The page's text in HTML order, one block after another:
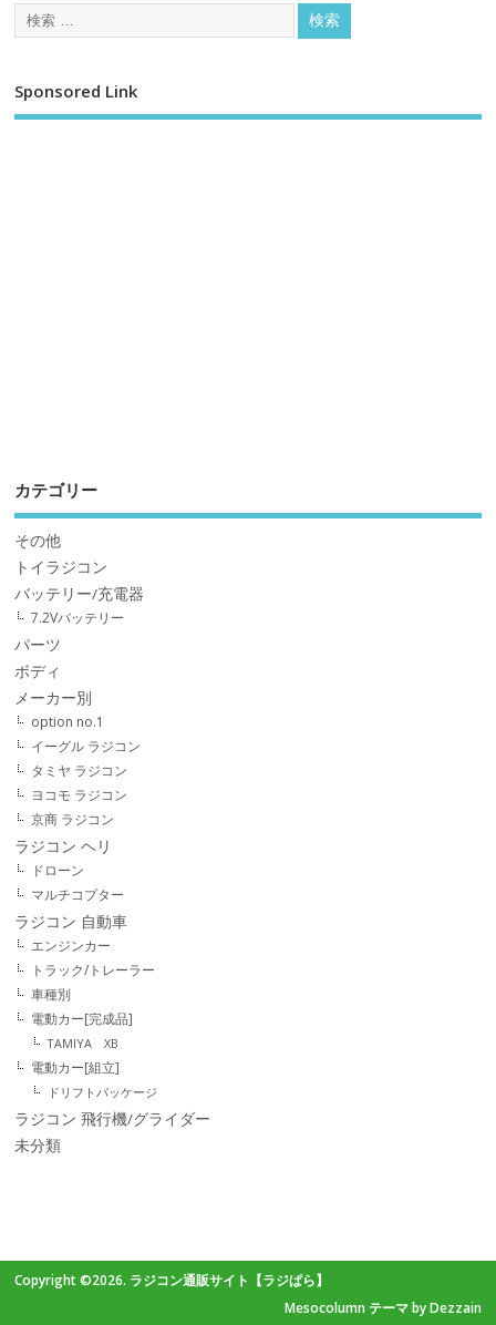
Sponsored Link
カテゴリー
その他
トイラジコン
バッテリー/充電器
7.2Vバッテリー
パーツ
ボディ
メーカー別
option no.1
イーグル ラジコン
タミヤ ラジコン
ヨコモ ラジコン
京商 ラジコン
ラジコン ヘリ
ドローン
マルチコプター
ラジコン 自動車
エンジンカー
トラック/トレーラー
車種別
電動カー[完成品]
TAMIYA XB
電動カー[組立]
ドリフトパッケージ
ラジコン 飛行機/グライダー
未分類
Copyright ©2026. ラジコン通販サイト【ラジぱら】
Mesocolumn テーマ by Dezzain